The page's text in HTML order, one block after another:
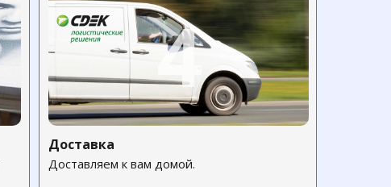
Доставляем к вам домой.
Доставка
4